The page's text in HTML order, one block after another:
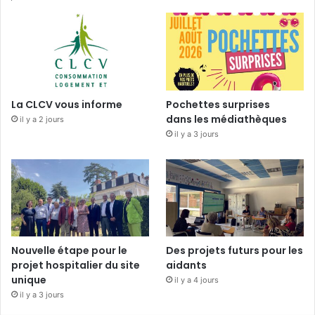
La CLCV vous informe
il y a 2 jours
Pochettes surprises
dans les médiathèques
il y a 3 jours
Nouvelle étape pour le
projet hospitalier du site
unique
il y a 3 jours
Des projets futurs pour les
aidants
il y a 4 jours